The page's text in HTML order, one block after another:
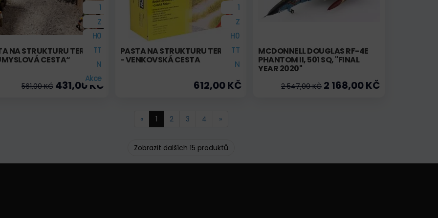
1
Z
H0
TT
N
Akce
NA STRUKTURU TERÉNU
CESTA“
561,00 KČ431,00 KČ
1
Z
H0
TT
N
PASTA NA STRUKTURU TERÉNU
- VENKOVSKÁ CESTA
612,00 KČ
MCDONNELL DOUGLAS RF-4E
PHANTOM II, 501 SQ, "FINAL
YEAR 2020"
2 547,00 KČ2 168,00 KČ
« 1 2 3 4 »
Zobrazit dalších 15 produktů